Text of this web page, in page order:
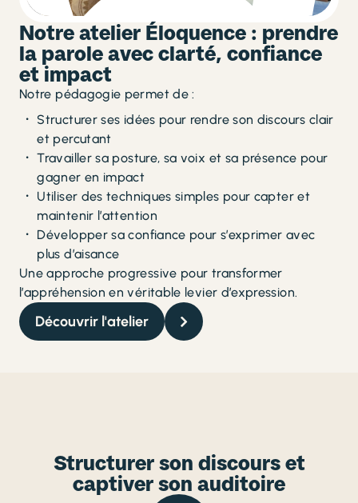
Notre atelier Éloquence : prendre
la parole avec clarté, confiance
et impact
Notre pédagogie permet de :
Structurer ses idées pour rendre son discours clair
et percutant
Travailler sa posture, sa voix et sa présence pour
gagner en impact
Utiliser des techniques simples pour capter et
maintenir l’attention
Développer sa confiance pour s’exprimer avec
plus d’aisance
Une approche progressive pour transformer
l’appréhension en véritable levier d’expression.
Découvrir l'atelier
Structurer son discours et
captiver son auditoire